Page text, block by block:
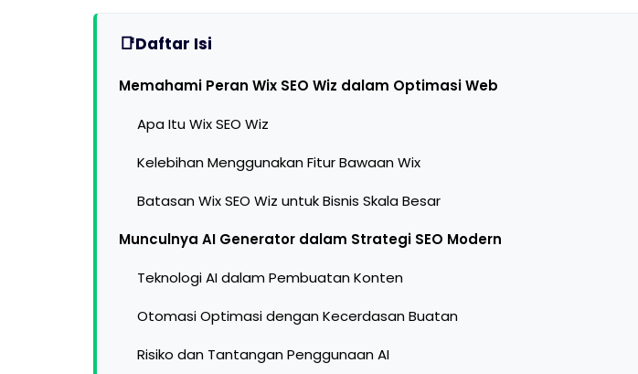
Daftar Isi
Memahami Peran Wix SEO Wiz dalam Optimasi Web
Apa Itu Wix SEO Wiz
Kelebihan Menggunakan Fitur Bawaan Wix
Batasan Wix SEO Wiz untuk Bisnis Skala Besar
Munculnya AI Generator dalam Strategi SEO Modern
Teknologi AI dalam Pembuatan Konten
Otomasi Optimasi dengan Kecerdasan Buatan
Risiko dan Tantangan Penggunaan AI